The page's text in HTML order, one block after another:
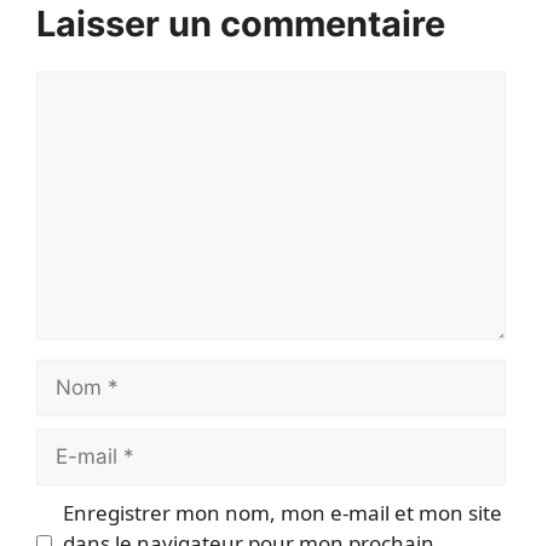
Laisser un commentaire
mail
Enregistrer mon nom, mon e-mail et mon site